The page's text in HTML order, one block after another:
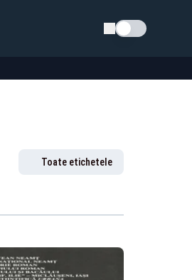
Schimba tema
Toate etichetele